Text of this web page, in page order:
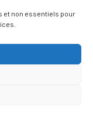
et non essentiels pour
réservés.